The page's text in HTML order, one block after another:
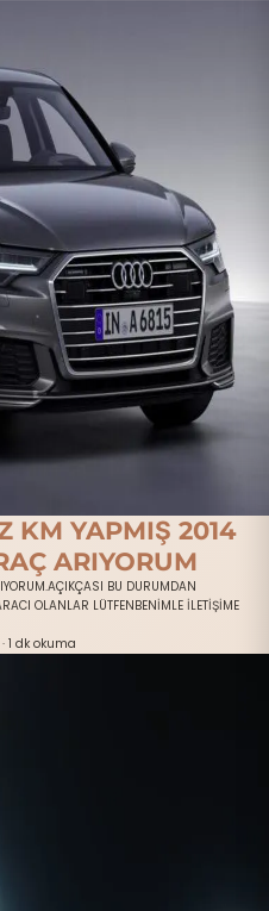
KM YAPMIŞ 2014
ARIYORUM
BU DURUMDAN
OLANLAR LÜTFENBENİMLE İLETİŞİME
· 1 dk okuma